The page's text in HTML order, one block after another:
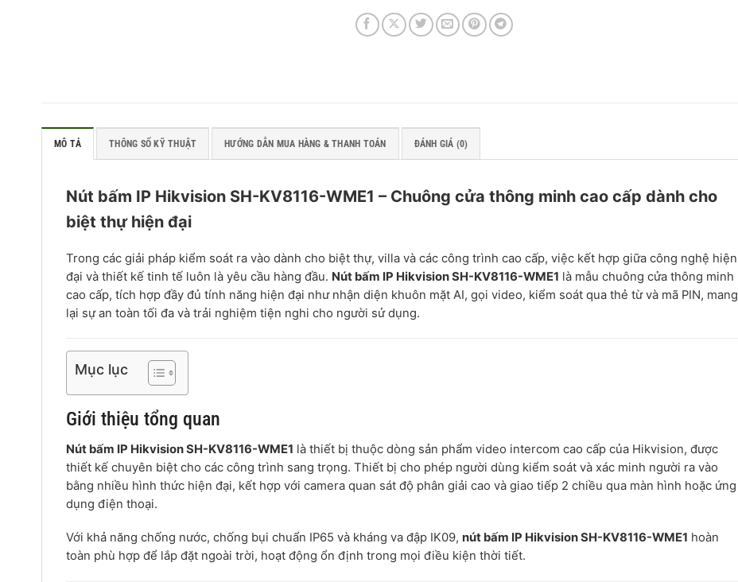
MÔ TẢ THÔNG SỐ KỸ THUẬT HƯỚNG DẪN MUA HÀNG & THANH TOÁN ĐÁNH GIÁ (0)
Nút bấm IP Hikvision SH-KV8116-WME1 – Chuông cửa thông minh cao cấp dành cho
biệt thự hiện đại
Trong các giải pháp kiểm soát ra vào dành cho biệt thự, villa và các công trình cao cấp, việc kết hợp giữa công nghệ hiện
đại và thiết kế tinh tế luôn là yêu cầu hàng đầu. Nút bấm IP Hikvision SH-KV8116-WME1 là mẫu chuông cửa thông minh
cao cấp, tích hợp đầy đủ tính năng hiện đại như nhận diện khuôn mặt AI, gọi video, kiểm soát qua thẻ từ và mã PIN, mang
lại sự an toàn tối đa và trải nghiệm tiện nghi cho người sử dụng.
Mục lục
Giới thiệu tổng quan
Nút bấm IP Hikvision SH-KV8116-WME1 là thiết bị thuộc dòng sản phẩm video intercom cao cấp của Hikvision, được
thiết kế chuyên biệt cho các công trình sang trọng. Thiết bị cho phép người dùng kiểm soát và xác minh người ra vào
bằng nhiều hình thức hiện đại, kết hợp với camera quan sát độ phân giải cao và giao tiếp 2 chiều qua màn hình hoặc ứng
dụng điện thoại.
Với khả năng chống nước, chống bụi chuẩn IP65 và kháng va đập IK09, nút bấm IP Hikvision SH-KV8116-WME1 hoàn
toàn phù hợp để lắp đặt ngoài trời, hoạt động ổn định trong mọi điều kiện thời tiết.